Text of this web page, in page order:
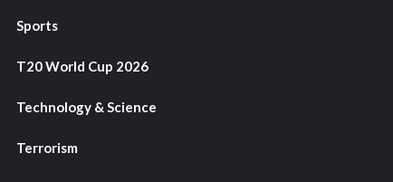
Sports
T20 World Cup 2026
Technology & Science
Terrorism